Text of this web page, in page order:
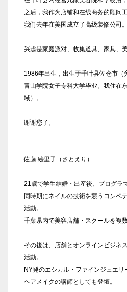
之后，我作为店铺和在线商务的顾问工
我们去年在美国成立了高级装修公司。
兴趣是家庭派对、收集道具、家具、
1986年出生，出生于千叶县佐仓市（
青山学院女子专科大学毕业。我住在
域）。
谢谢您了。
佐藤 絵里子（さとえり）
21歳で学生結婚・出産後、プログラ
同時期にネイルの技術を競うコンペ
活動。
千葉県内で美容店舗・スクールを複
その後は、店舗とオンラインビジネ
活動。
NY発のエシカル・ファインジュエリ
ヘアメイクの講師としても登壇。